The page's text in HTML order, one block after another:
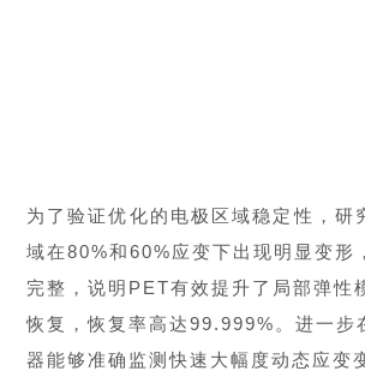
为了验证优化的电极区域稳定性，
域在80%和60%应变下出现明显变
完整，说明PET有效提升了局部弹
恢复，恢复率高达99.999%。进一
器能够准确监测快速大幅度动态应变